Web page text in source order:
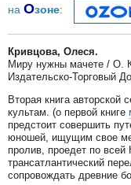
на Озоне:
Кривцова, Олеся.
Миру нужны мачете / О.
Издательско-Торговый
Вторая книга авторской
культам. (о первой книге
предстоит совершить
юношей, ищущим свое
пролив, проедет по
трансатлантический
сопровождать древние